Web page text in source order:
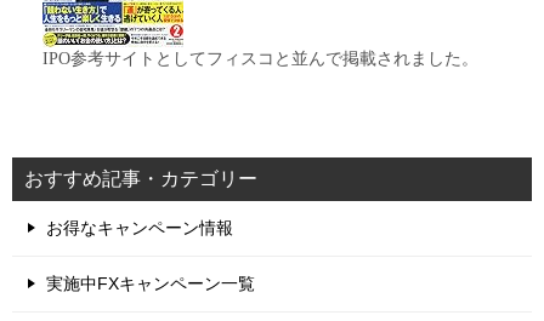
IPO参考サイトとしてフィスコと並んで掲載されました。
おすすめ記事・カテゴリー
お得なキャンペーン情報
実施中FXキャンペーン一覧